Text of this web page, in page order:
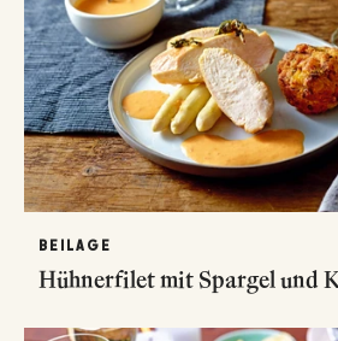
BEILAGE
Hühnerfilet mit Spargel und